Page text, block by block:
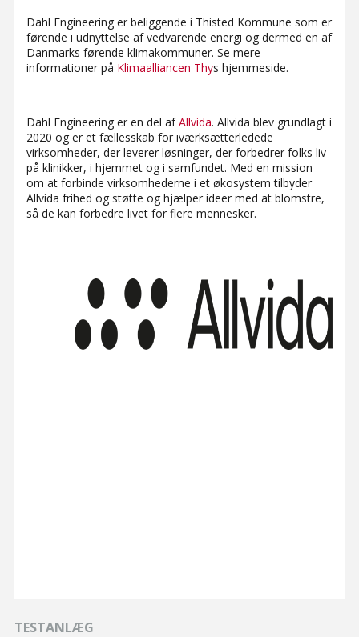
Dahl Engineering er beliggende i Thisted Kommune som er
førende i udnyttelse af vedvarende energi og dermed en af
Danmarks førende klimakommuner. Se mere
informationer på Klimaalliancen Thys hjemmeside.
Dahl Engineering er en del afAllvida. Allvida blev grundlagt i
2020 og er et fællesskab for iværksætterledede
virksomheder, der leverer løsninger, der forbedrer folks liv
på klinikker, i hjemmet og i samfundet. Med en mission
om at forbinde virksomhederne i et økosystem tilbyder
Allvida frihed og støtte og hjælper ideer med at blomstre,
så de kan forbedre livet for flere mennesker.
TESTANLÆG